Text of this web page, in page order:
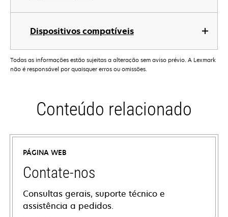
Dispositivos compatíveis
Todas as informações estão sujeitas a alteração sem aviso prévio. A Lexmark
não é responsável por quaisquer erros ou omissões.
Conteúdo relacionado
PÁGINA WEB
Contate-nos
Consultas gerais, suporte técnico e
assistência a pedidos.